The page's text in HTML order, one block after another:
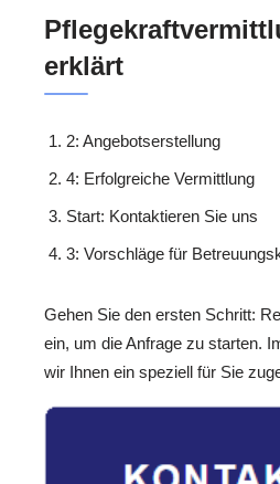
erklärt
2: Angebotserstellung
4: Erfolgreiche Vermittlung
Start: Kontaktieren Sie uns
3: Vorschläge für
Gehen Sie den ersten Schritt:
ein, um die Anfrage zu starten.
wir Ihnen ein speziell für Sie